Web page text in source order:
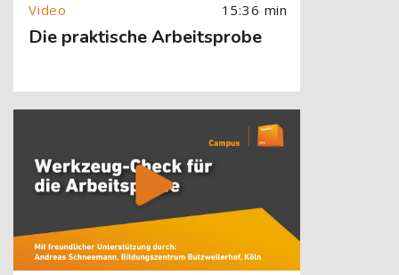
15:36 min
Die praktische Arbeitsprobe
[Cocoon] About (Text with Image) überspringen